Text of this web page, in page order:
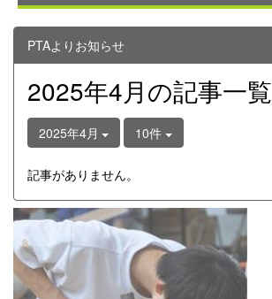
PTAよりお知らせ
2025年4月の記事一覧
2025年4月 10件
記事がありません。